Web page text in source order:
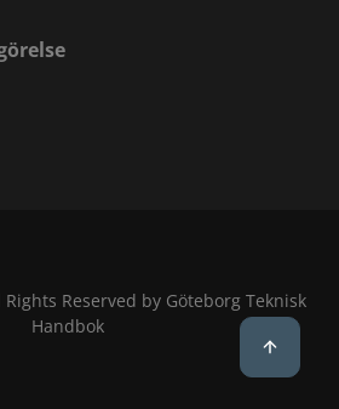
Reserved by Göteborg Teknisk
Handbok
Back to